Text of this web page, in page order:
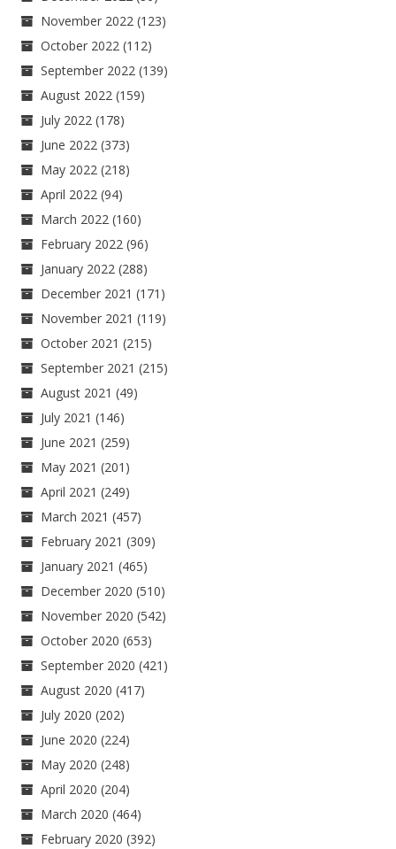
November 2022 (123)
October 2022 (112)
September 2022 (139)
August 2022 (159)
July 2022 (178)
June 2022 (373)
May 2022 (218)
April 2022 (94)
March 2022 (160)
February 2022 (96)
January 2022 (288)
December 2021 (171)
November 2021 (119)
October 2021 (215)
September 2021 (215)
August 2021 (49)
July 2021 (146)
June 2021 (259)
May 2021 (201)
April 2021 (249)
March 2021 (457)
February 2021 (309)
January 2021 (465)
December 2020 (510)
November 2020 (542)
October 2020 (653)
September 2020 (421)
August 2020 (417)
July 2020 (202)
June 2020 (224)
May 2020 (248)
April 2020 (204)
March 2020 (464)
February 2020 (392)